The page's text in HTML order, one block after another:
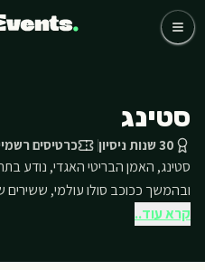
דלג לתוכן הראשי
כדורגל
שאלות נפוצות
אודותינו
03-768-4800 דברו איתנו
סטינג
30 שנות ניסיון כרטיסים
ובהמשך ככוכב סולו עולמי, ששירים
קרא עוד..